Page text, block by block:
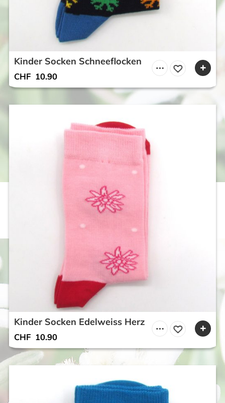
Kinder Socken Schneeflocken
CHF 10.90
Kinder Socken Edelweiss Herz
CHF 10.90